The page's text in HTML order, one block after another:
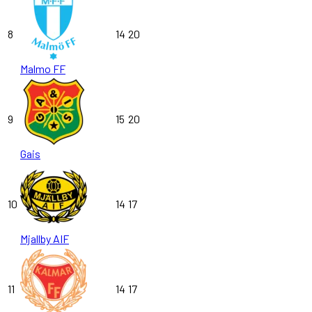
8
Malmo FF
14 20
9
Gais
15 20
10
Mjallby AIF
14 17
11 14 17